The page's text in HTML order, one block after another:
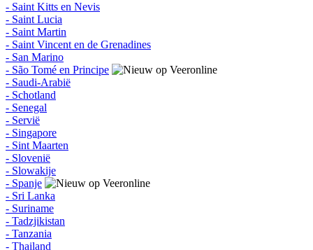
- Saint Kitts en Nevis
- Saint Lucia
- Saint Martin
- Saint Vincent en de Grenadines
- San Marino
- São Tomé en Principe
- Saudi-Arabië
- Schotland
- Senegal
- Servië
- Singapore
- Sint Maarten
- Slovenië
- Slowakije
- Spanje
- Sri Lanka
- Suriname
- Tadzjikistan
- Tanzania
- Thailand